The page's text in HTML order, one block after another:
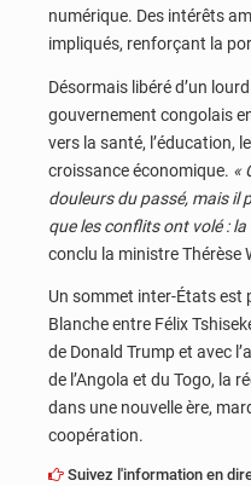
numérique. Des intérêts
impliqués, renforçant la
Désormais libéré d’un
gouvernement congolais
vers la santé, l’éducation,
croissance économique. «
douleurs du passé, mais il
que les conflits ont volé : la
conclu la ministre Thérèse
Un sommet inter-États est
Blanche entre Félix
de Donald Trump et avec
de l’Angola et du Togo, la
dans une nouvelle ère,
coopération.
Suivez l'information en